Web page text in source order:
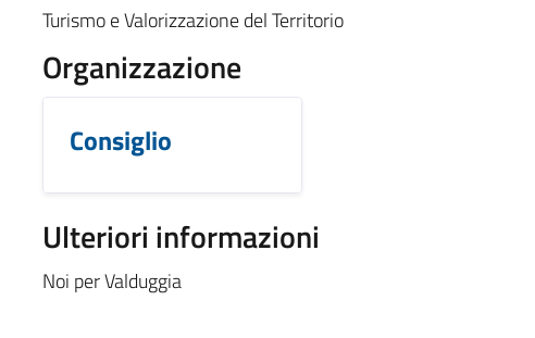
Turismo e Valorizzazione del Territorio
Organizzazione
Consiglio
Ulteriori informazioni
Noi per Valduggia